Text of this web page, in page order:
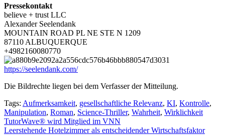
Pressekontakt
believe + trust LLC
Alexander Seelendank
MOUNTAIN ROAD PL NE STE N 1209
87110 ALBUQUERQUE
+4982160080770
https://seelendank.com/
Die Bildrechte liegen bei dem Verfasser der Mitteilung.
Tags: Aufmerksamkeit, gesellschaftliche Relevanz, KI, Kontrolle,
Manipulation, Roman, Science-Thriller, Wahrheit, Wirklichkeit
Beitragsnavigation
TutorWave® wird Mitglied im VNN
Leerstehende Hotelzimmer als entscheidender Wirtschaftsfaktor